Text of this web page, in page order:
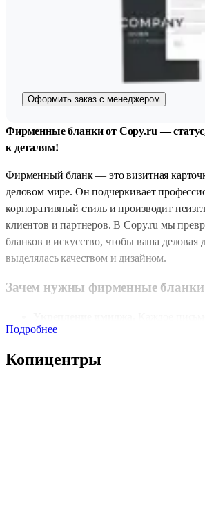
Оформить заказ с менеджером
Фирменные бланки от Copy.ru —
к деталям!
Фирменный бланк — это визитная
деловом мире. Он подчеркивает
корпоративный стиль и производит
клиентов и партнеров. В Copy.ru мы
бланков в искусство, чтобы ваша деловая
выделялась качеством и дизайном.
Зачем нужны фирменные
благодарственное письмо на
Упрощение делопроизводства.
Подробнее
Копицентры